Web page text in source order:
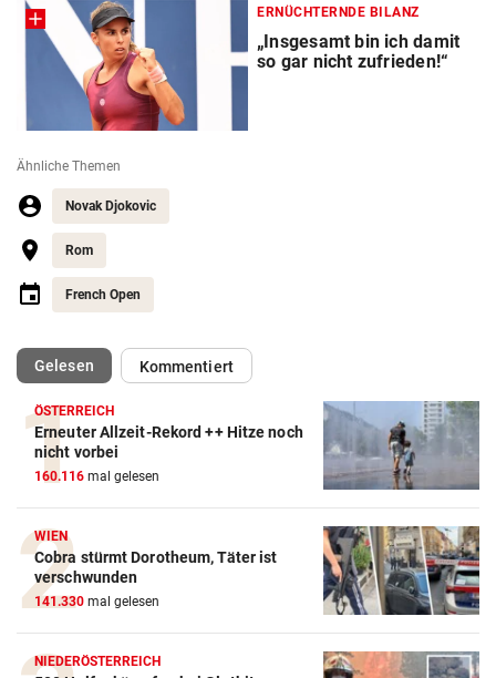
ERNÜCHTERNDE BILANZ
„Insgesamt bin ich damit
so gar nicht zufrieden!“
Ähnliche Themen
Novak Djokovic
Rom
French Open
Gelesen(ausgewählt)Kommentiert
ÖSTERREICH
Erneuter Allzeit-Rekord ++ Hitze noch
nicht vorbei
160.116 mal gelesen
WIEN
Cobra stürmt Dorotheum, Täter ist
verschwunden
141.330 mal gelesen
NIEDERÖSTERREICH
Action-Cam Vergleich
ZUM VERGLEICH
Crosstrainer Vergleich
ZUM VERGLEICH
E-Bike Vergleich
ZUM VERGLEICH